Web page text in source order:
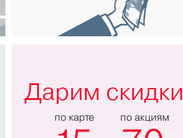
Дарим скидки
по карте по акциям